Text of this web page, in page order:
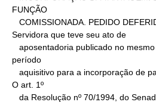
FUNÇÃO
Servidora que teve seu ato de
período
O art. 1º